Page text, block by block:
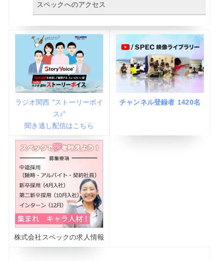
スペックへのアクセス
ラジオ関西 "ストーリーボイ
ス♪”
聞き逃し配信はこちら
チャンネル登録者 1420名
株式会社スペックの求人情報